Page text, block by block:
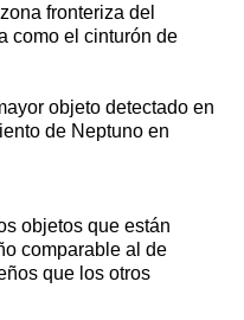
fronteriza del
como el cinturón de
objeto detectado en
de Neptuno en
objetos que están
comparable al de
que los otros